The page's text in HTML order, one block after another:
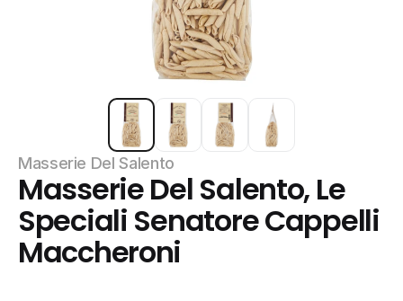
Masserie Del Salento
Masserie Del Salento, Le
Speciali Senatore Cappelli
Maccheroni